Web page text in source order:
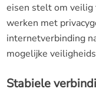
eisen stelt om veilig
werken met
internetverbinding
mogelijke
Stabiele